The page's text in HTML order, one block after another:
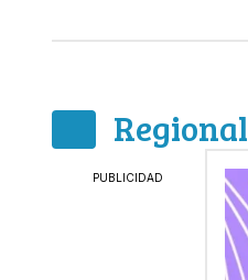
Regional
PUBLICIDAD